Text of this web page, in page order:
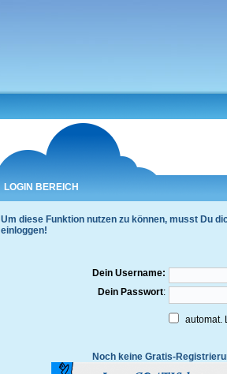
LOGIN BEREICH
Um diese Funktion nutzen zu können, musst Du
einloggen!
Dein Username:
Dein Passwort:
automat.
Noch keine Gratis-